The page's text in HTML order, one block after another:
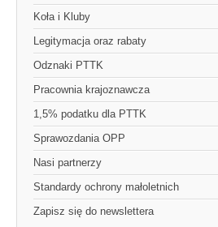
Koła i Kluby
Legitymacja oraz rabaty
Odznaki PTTK
Pracownia krajoznawcza
1,5% podatku dla PTTK
Sprawozdania OPP
Nasi partnerzy
Standardy ochrony małoletnich
Zapisz się do newslettera